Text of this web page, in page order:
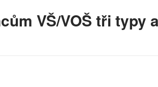
VŠ/VOŠ tři typy